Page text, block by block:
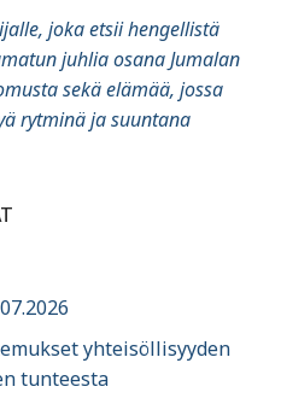
joka etsii hengellistä
juhlia osana Jumalan
sekä elämää, jossa
rytminä ja suuntana
yhteisöllisyyden
tunteesta